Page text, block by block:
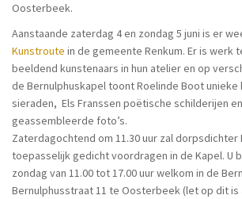
Oosterbeek.
Aanstaande zaterdag 4 en zondag 5 juni is er
Kunstroute in de gemeente Renkum. Er is werk
beeldend kunstenaars in hun atelier en op
de Bernulphuskapel toont Roelinde Boot unieke
sieraden, Els Franssen poëtische schilderijen
geassembleerde foto’s.
Zaterdagochtend om 11.30 uur zal dorpsdichter
toepasselijk gedicht voordragen in de Kapel. U
zondag van 11.00 tot 17.00 uur welkom in de
Bernulphusstraat 11 te Oosterbeek (let op dit is